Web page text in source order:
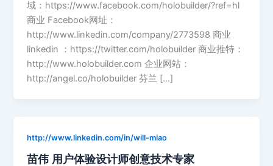
域：https://www.facebook.com/holobuilder/?ref=hl
商业 Facebook网址：
http://www.linkedin.com/company/2773598 商业
linkedin ：https://twitter.com/holobuilder 商业推特：
http://www.holobuilder.com 企业网站：
http://angel.co/holobuilder 芬兰 […]
http://www.linkedin.com/in/will-miao
苗伟 用户体验设计师创意技术专家